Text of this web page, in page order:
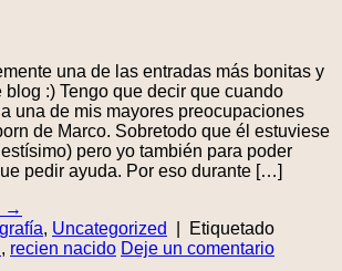
una de las entradas más bonitas y
:) Tengo que decir que cuando
una de mis mayores preocupaciones
de Marco. Sobretodo que él estuviese
pero yo también para poder
pedir ayuda. Por eso durante […]
→
, Uncategorized
Etiquetado
, recien nacido Deje un comentario